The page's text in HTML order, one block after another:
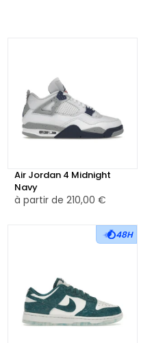
Air Jordan 4 Midnight
Navy
à partir de 210,00 €
48H